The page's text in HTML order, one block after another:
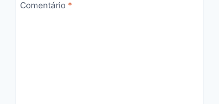
Comentário *